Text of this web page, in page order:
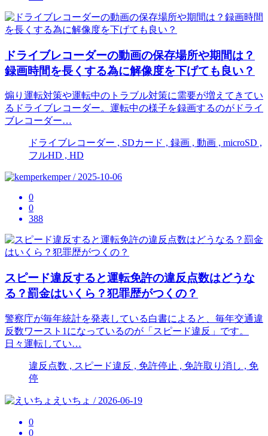
ドライブレコーダーの動画の保存場所や期間は？
録画時間を長くする為に解像度を下げても良い？
煽り運転対策や運転中のトラブル対策に需要が増えてきてい
るドライブレコーダー。運転中の様子を録画するのがドライ
ブレコーダー…
ドライブレコーダー , SDカード , 録画 , 動画 , microSD ,
フルHD , HD
kemper / 2025-10-06
0
0
388
スピード違反すると運転免許の違反点数はどうな
る？罰金はいくら？犯罪歴がつくの？
警察庁が毎年統計を発表している白書によると、毎年交通違
反数ワースト1になっているのが「スピード違反」です。
日々運転してい…
違反点数 , スピード違反 , 免許停止 , 免許取り消し , 免
停
えいちょ / 2026-06-19
0
0